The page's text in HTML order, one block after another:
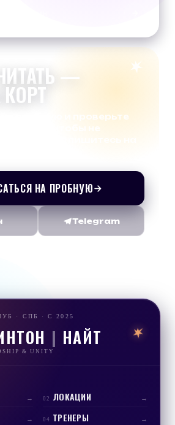
—
пробную и проверьте
НА ПРОБНУЮ
Telegram
· СПБ · С 2025
| НАЙТ
& UNITY
→ 02 ЛОКАЦИИ →
→ 04 ТРЕНЕРЫ →